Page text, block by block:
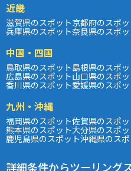
近畿
滋賀県のスポット京都府のスポッ
兵庫県のスポット奈良県のスポッ
中国・四国
鳥取県のスポット島根県のスポッ
広島県のスポット山口県のスポッ
香川県のスポット愛媛県のスポッ
九州・沖縄
福岡県のスポット佐賀県のスポッ
熊本県のスポット大分県のスポッ
鹿児島県のスポット沖縄県のス
詳細条件からツーリング